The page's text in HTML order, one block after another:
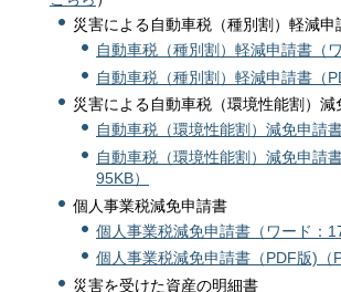
災害による自動車税（種別割）軽減申
自動車税（種別割）軽減申請書（
自動車税（種別割）軽減申請書（
災害による自動車税（環境性能割）減
自動車税（環境性能割）減免申請
自動車税（環境性能割）減免申請
95KB）
個人事業税減免申請書
個人事業税減免申請書（ワード：
個人事業税減免申請書（PDF版)（
災害を受けた資産の明細書